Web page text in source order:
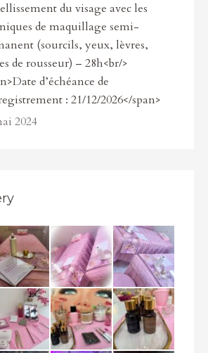
du visage avec les
de maquillage semi-
(sourcils, yeux, lèvres,
de rousseur) – 28h<br/>
d’échéance de
: 21/12/2026</span>
2024